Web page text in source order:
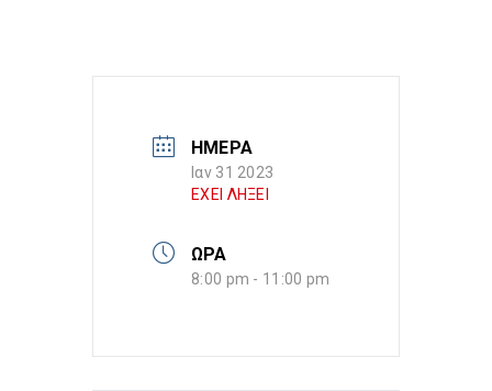
ΗΜΕΡΑ
Ιαν 31 2023
ΕΧΕΙ ΛΗΞΕΙ
ΩΡΑ
8:00 pm - 11:00 pm